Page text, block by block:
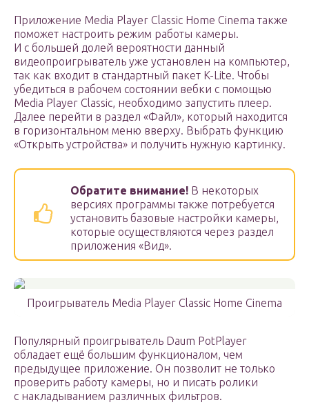
Приложение Media Player Classic Home Cinema также
поможет настроить режим работы камеры.
И с большей долей вероятности данный
видеопроигрыватель уже установлен на компьютер,
так как входит в стандартный пакет K-Lite. Чтобы
убедиться в рабочем состоянии вебки с помощью
Media Player Classic, необходимо запустить плеер.
Далее перейти в раздел «Файл», который находится
в горизонтальном меню вверху. Выбрать функцию
«Открыть устройства» и получить нужную картинку.
Обратите внимание! В некоторых
версиях программы также потребуется
установить базовые настройки камеры,
которые осуществляются через раздел
приложения «Вид».
Проигрыватель Media Player Classic Home Cinema
Популярный проигрыватель Daum PotPlayer
обладает ещё большим функционалом, чем
предыдущее приложение. Он позволит не только
проверить работу камеры, но и писать ролики
с накладыванием различных фильтров.